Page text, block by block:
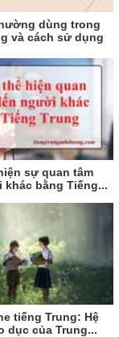
dùng trong
và cách sử dụng
sự quan tâm
khác bằng Tiếng...
tiếng Trung: Hệ
dục của Trung...